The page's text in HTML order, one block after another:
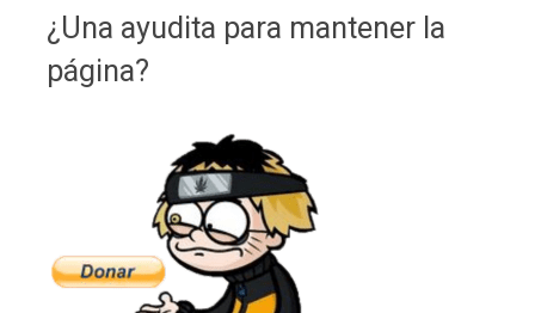
¿Una ayudita para mantener la
página?